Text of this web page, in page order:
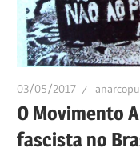
03/05/2017
O Movimento
fascista no